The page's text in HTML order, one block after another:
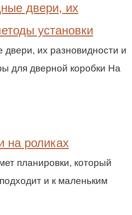
двери, их
установки
их разновидности и
для дверной коробки На
на роликах
планировки, который
и к маленьким